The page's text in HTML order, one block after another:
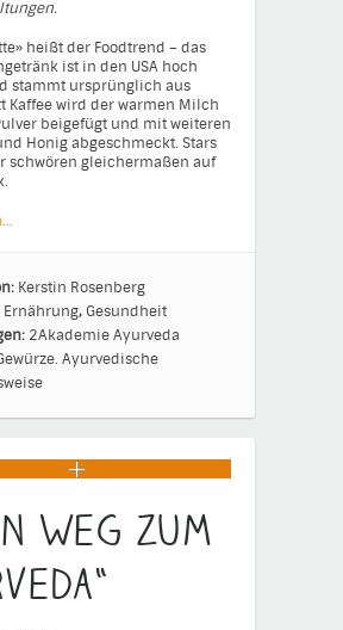
heißt der Foodtrend – das
ist in den USA hoch
stammt ursprünglich aus
Kaffee wird der warmen Milch
beigefügt und mit weiteren
Honig abgeschmeckt. Stars
schwören gleichermaßen auf
Kerstin Rosenberg
Ernährung, Gesundheit
2AkademieAyurveda
Ayurvedische
Weg zum